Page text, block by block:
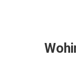
Berlin